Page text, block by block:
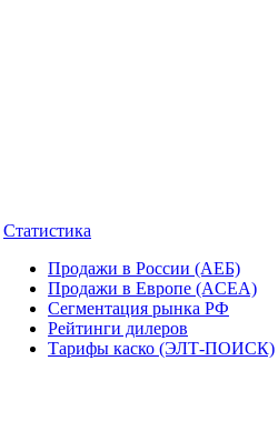
Статистика
Продажи в России (АЕБ)
Продажи в Европе (ACEA)
Сегментация рынка РФ
Рейтинги дилеров
Тарифы каско (ЭЛТ-ПОИСК)